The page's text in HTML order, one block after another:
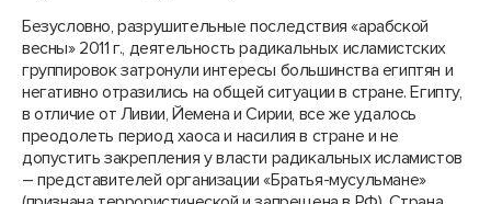
Безусловно, разрушительные последствия «арабской
весны» 2011 г., деятельность радикальных исламистских
группировок затронули интересы большинства египтян и
негативно отразились на общей ситуации в стране. Египту,
в отличие от Ливии, Йемена и Сирии, все же удалось
преодолеть период хаоса и насилия в стране и не
допустить закрепления у власти радикальных исламистов
– представителей организации «Братья-мусульмане»